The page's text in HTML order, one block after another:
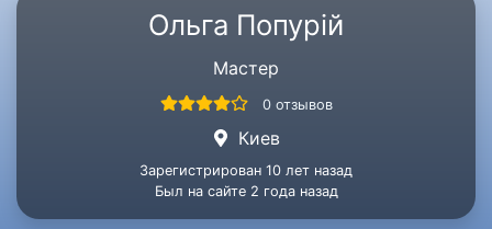
Ольга Попурій
Мастер
0 отзывов
Киев
Зарегистрирован 10 лет назад
Был на сайте 2 года назад